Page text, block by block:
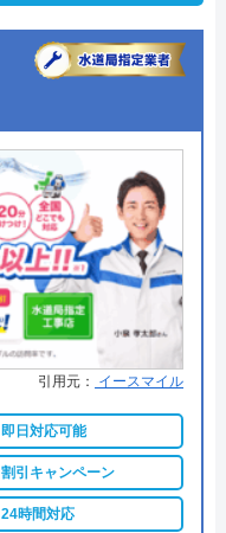
引用元： イースマイル
即日対応可能
割引キャンペーン
24時間対応